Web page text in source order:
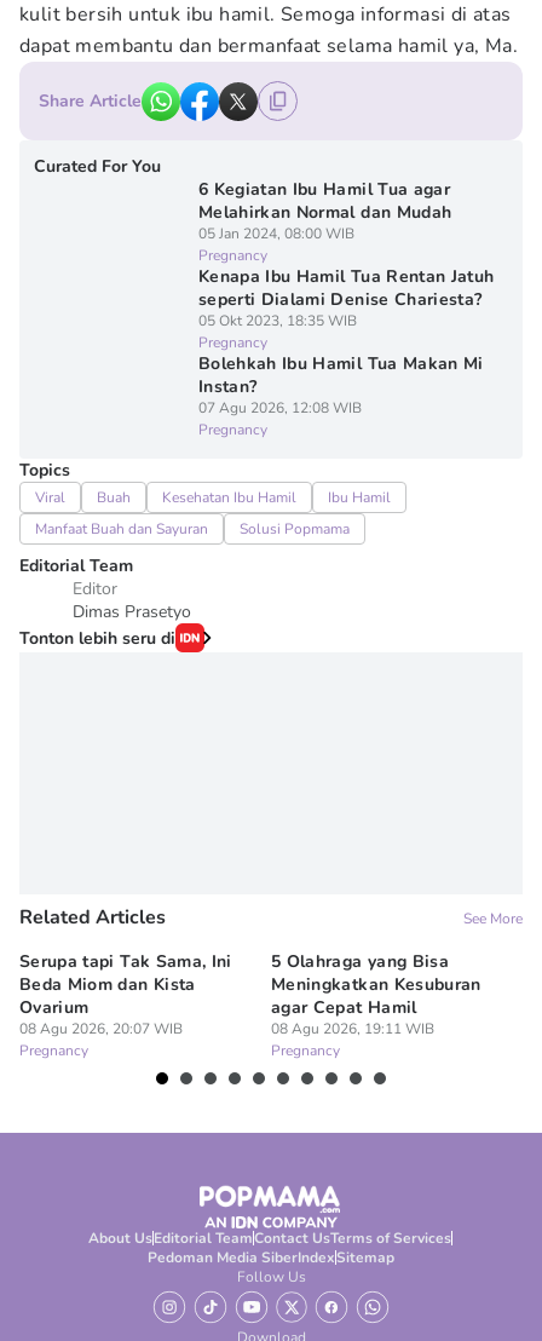
kulit bersih untuk ibu hamil. Semoga informasi di atas
dapat membantu dan bermanfaat selama hamil ya, Ma.
Share Article
Curated For You
6 Kegiatan Ibu Hamil Tua agar
Melahirkan Normal dan Mudah
05 Jan 2024, 08:00 WIB
Pregnancy
Kenapa Ibu Hamil Tua Rentan Jatuh
seperti Dialami Denise Chariesta?
05 Okt 2023, 18:35 WIB
Pregnancy
Bolehkah Ibu Hamil Tua Makan Mi
Instan?
07 Agu 2026, 12:08 WIB
Pregnancy
Topics
Viral Buah Kesehatan Ibu Hamil
Ibu Hamil
Manfaat Buah dan Sayuran
Solusi Popmama
Editorial Team
Editor
Dimas Prasetyo
Tonton lebih seru di
Related Articles See More
Serupa tapi Tak Sama, Ini
Beda Miom dan Kista
Ovarium
08 Agu 2026, 20:07 WIB
Pregnancy
5 Olahraga yang Bisa
Meningkatkan Kesuburan
agar Cepat Hamil
08 Agu 2026, 19:11 WIB
Pregnancy
About UsEditorial TeamContact UsTerms of Services
Pedoman Media SiberIndexSitemap
Follow Us